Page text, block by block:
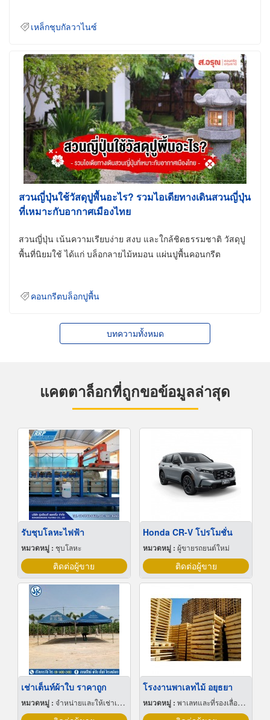
เหล็กชุบกัลวาไนซ์
สวนญี่ปุ่นใช้วัสดุปูพื้นอะไร? รวมไอเดียทางเดินสวนญี่ปุ่น
ที่เหมาะกับอากาศเมืองไทย
สวนญี่ปุ่น เน้นความเรียบง่าย สงบ และใกล้ชิดธรรมชาติ วัสดุปู
พื้นที่นิยมใช้ ได้แก่ บล็อกลายไม้หมอน แผ่นปูพื้นคอนกรีต
คอนกรีตบล็อกปูพื้น
บทความทั้งหมด
แคตตาล็อกที่ถูกขอข้อมูลล่าสุด
รับชุบโลหะไฟฟ้า
หมวดหมู่ : ชุบโลหะ
ติดต่อผู้ขาย
Honda CR-V โปรโมชั่น
หมวดหมู่ : ผู้ขายรถยนต์ใหม่
ติดต่อผู้ขาย
เช่าเต็นท์ผ้าใบ ราคาถูก
หมวดหมู่ : จำหน่ายและให้เช่าเต็นท์
โรงงานพาเลทไม้ อยุธยา
หมวดหมู่ : พาเลทและที่รองเลื่อนกะบะ